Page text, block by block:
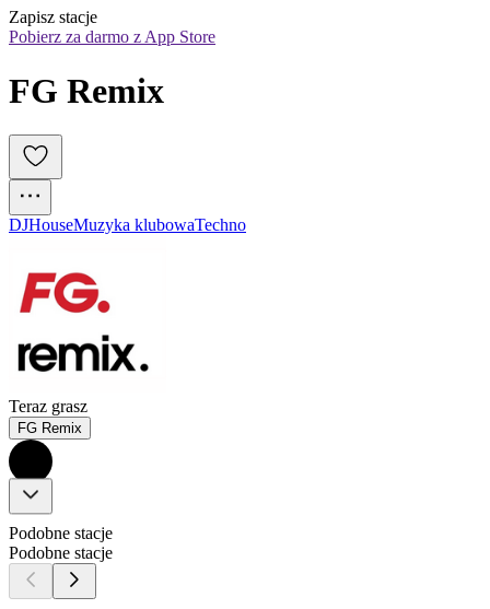
Zapisz stacje
Pobierz za darmo z App Store
FG Remix
DJHouseMuzyka klubowaTechno
Teraz grasz
FG Remix
Podobne stacje
Podobne stacje